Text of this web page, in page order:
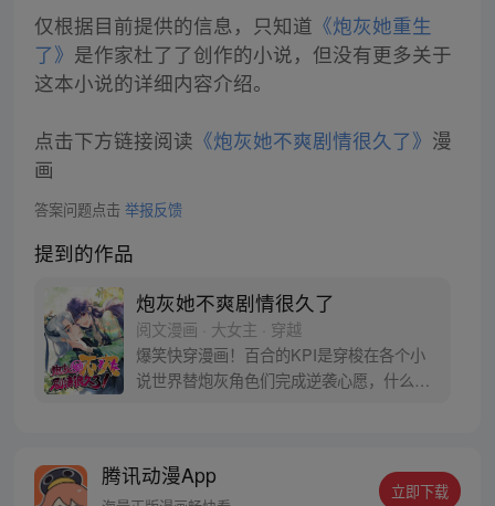
仅根据目前提供的信息，只知道 《炮灰她重生
了》 是作家杜了了创作的小说，但没有更多关于
这本小说的详细内容介绍。
点击下方链接阅读 《炮灰她不爽剧情很久了》 漫
画
答案问题点击 举报反馈
提到的作品
炮灰她不爽剧情很久了
阅文漫画 · 大女主 · 穿越
爆笑快穿漫画！百合的KPI是穿梭在各个小
说世界替炮灰角色们完成逆袭心愿，什么渣
腾讯动漫App
立即下载